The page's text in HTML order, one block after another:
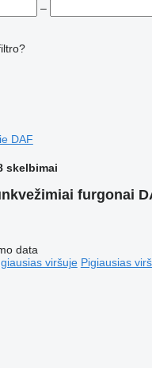
–
DAF
skelbimai
furgonai
data
viršuje Pigiausias